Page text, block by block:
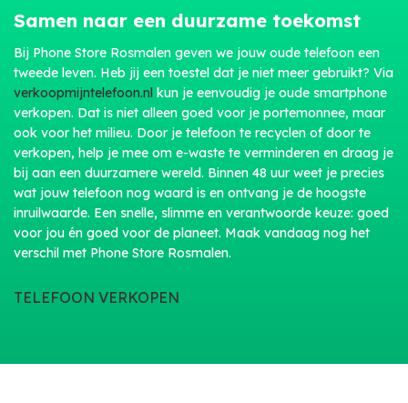
Samen naar een duurzame toekomst
Bij Phone Store Rosmalen geven we jouw oude telefoon een
tweede leven. Heb jij een toestel dat je niet meer gebruikt? Via
verkoopmijntelefoon.nl kun je eenvoudig je oude smartphone
verkopen. Dat is niet alleen goed voor je portemonnee, maar
ook voor het milieu. Door je telefoon te recyclen of door te
verkopen, help je mee om e-waste te verminderen en draag je
bij aan een duurzamere wereld. Binnen 48 uur weet je precies
wat jouw telefoon nog waard is en ontvang je de hoogste
inruilwaarde. Een snelle, slimme en verantwoorde keuze: goed
voor jou én goed voor de planeet. Maak vandaag nog het
verschil met Phone Store Rosmalen.
TELEFOON VERKOPEN